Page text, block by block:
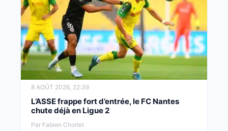
8 AOÛT 2026, 22:39
L’ASSE frappe fort d’entrée, le FC Nantes
chute déjà en Ligue 2
Par Fabien Chorlet